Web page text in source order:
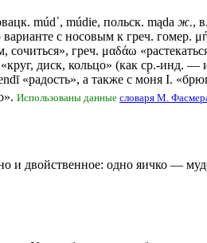
múd᾽, múdie, польск. mądа ж.,
с носовым к греч. гомер.
греч. μαδάω
«круг, диск, кольцо» (как ср.-инд.
«радость», а также с мо́ня I.
Использованы данные словаря М.
и двойственное: одно яичко —